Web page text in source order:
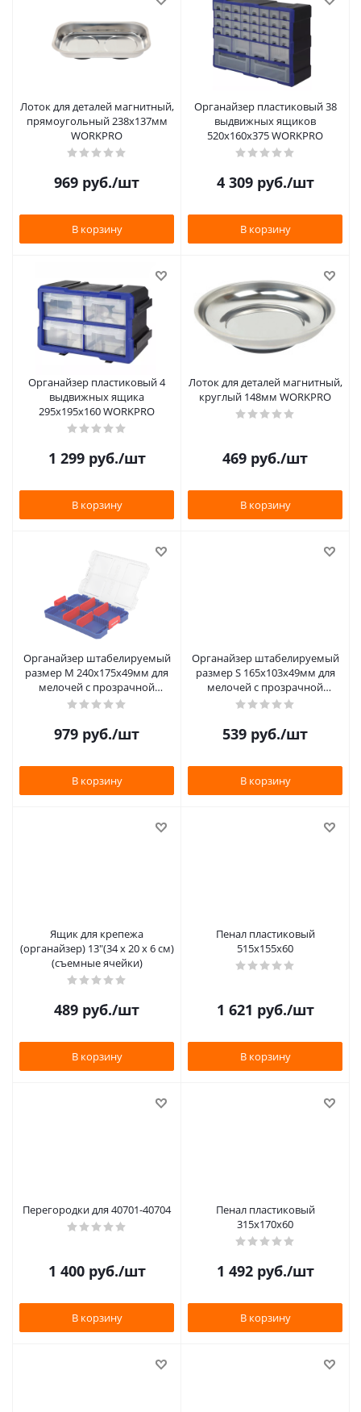
Лоток для деталей магнитный,
прямоугольный 238х137мм
WORKPRO
969 руб./шт
В корзину
Органайзер пластиковый 38
выдвижных ящиков
520х160х375 WORKPRO
4 309руб./шт
В корзину
Органайзер пластиковый 4
выдвижных ящика
295х195х160 WORKPRO
1 299руб./шт
В корзину
Лоток для деталей магнитный,
круглый 148мм WORKPRO
469 руб./шт
В корзину
Органайзер штабелируемый
размер М 240x175x49мм для
мелочей с прозрачной
крышкой WORKPRO
979 руб./шт
В корзину
Органайзер штабелируемый
размер S 165x103x49мм для
мелочей с прозрачной
крышкой WORKPRO
539 руб./шт
В корзину
Ящик для крепежа
(органайзер) 13"(34 х 20 х 6 см)
(съемные ячейки)
489 руб./шт
В корзину
Пенал пластиковый
515х155х60
1 621 руб./шт
В корзину
Перегородки для 40701-40704
1 400руб./шт
В корзину
Пенал пластиковый
315х170х60
1 492руб./шт
В корзину